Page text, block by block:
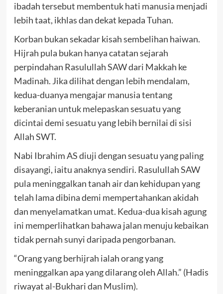
ibadah tersebut membentuk hati manusia menjadi
lebih taat, ikhlas dan dekat kepada Tuhan.
Korban bukan sekadar kisah sembelihan haiwan.
Hijrah pula bukan hanya catatan sejarah
perpindahan Rasulullah SAW dari Makkah ke
Madinah. Jika dilihat dengan lebih mendalam,
kedua-duanya mengajar manusia tentang
keberanian untuk melepaskan sesuatu yang
dicintai demi sesuatu yang lebih bernilai di sisi
Allah SWT.
Nabi Ibrahim AS diuji dengan sesuatu yang paling
disayangi, iaitu anaknya sendiri. Rasulullah SAW
pula meninggalkan tanah air dan kehidupan yang
telah lama dibina demi mempertahankan akidah
dan menyelamatkan umat. Kedua-dua kisah agung
ini memperlihatkan bahawa jalan menuju kebaikan
tidak pernah sunyi daripada pengorbanan.
“Orang yang berhijrah ialah orang yang
meninggalkan apa yang dilarang oleh Allah.” (Hadis
riwayat al-Bukhari dan Muslim).